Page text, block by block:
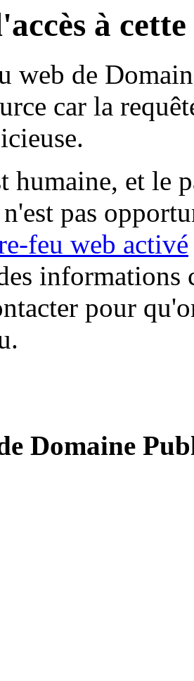
à
web de
car la
humaine, et le
pas
feu web activé
informations
pour
Domaine